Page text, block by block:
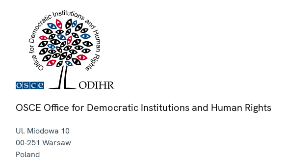
OSCE Office for Democratic Institutions and Human Rights
Ul. Miodowa 10
00-251 Warsaw
Poland